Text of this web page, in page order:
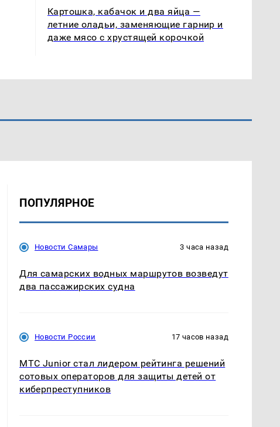
Картошка, кабачок и два яйца —
летние оладьи, заменяющие гарнир и
даже мясо с хрустящей корочкой
ПОПУЛЯРНОЕ
Новости Самары 3 часа назад
Для самарских водных маршрутов возведут
два пассажирских судна
Новости России 17 часов назад
МТС Junior стал лидером рейтинга решений
сотовых операторов для защиты детей от
киберпреступников